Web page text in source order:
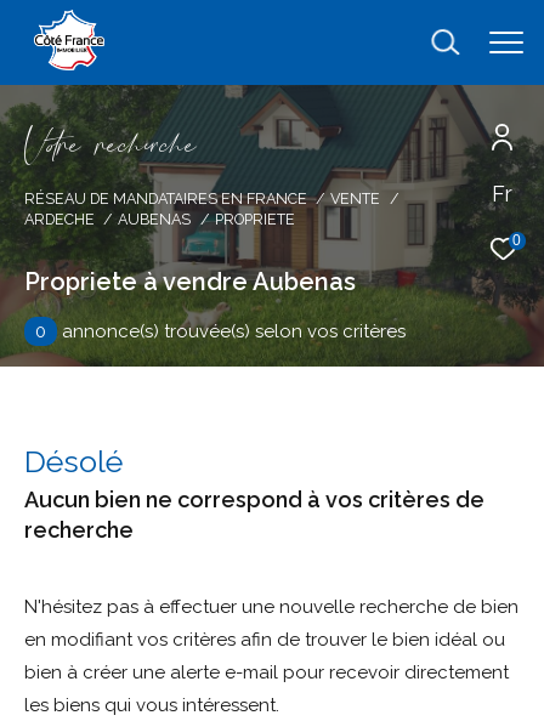
Fr
0
Vore recece
RÉSEAU DE MANDATAIRES EN FRANCE
VENTE
ARDECHE
AUBENAS PROPRIETE
Propriete à vendre Aubenas
0 annonce(s) trouvée(s) selon vos critères
Désolé
Aucun bien ne correspond à vos critères de
recherche
N'hésitez pas à effectuer une nouvelle recherche de bien
en modifiant vos critères afin de trouver le bien idéal ou
bien à créer une alerte e-mail pour recevoir directement
les biens qui vous intéressent.
Effectuer une recherche
et trouver le bien qui correspond à vos
critères
Type
d'offre
Vente
bien
Ville
Budget
Surface
Surface